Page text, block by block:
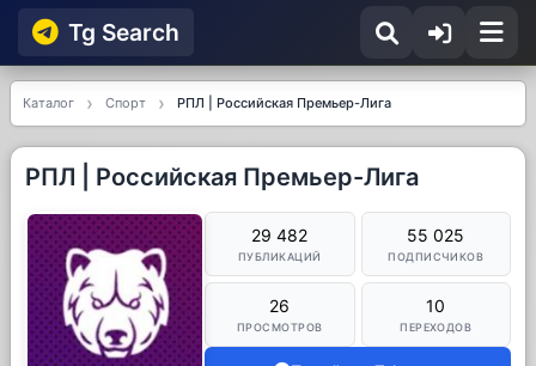
Tg Searсh
Каталог Спорт РПЛ | Российская Премьер-Лига
РПЛ | Российская Премьер-Лига
29 482
ПУБЛИКАЦИЙ
55 025
ПОДПИСЧИКОВ
26
ПРОСМОТРОВ
10
ПЕРЕХОДОВ